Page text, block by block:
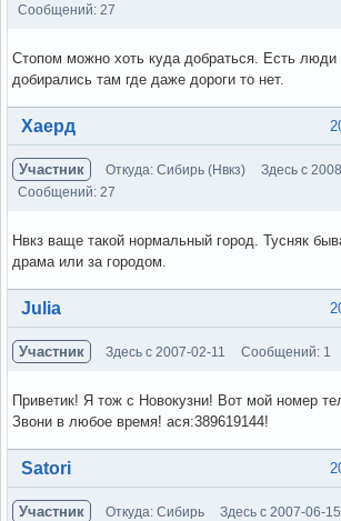
Сообщений: 27
Стопом можно хоть куда добраться. Есть люди
добирались там где даже дороги то нет.
Вне форума
Хаерд
Участник Откуда: Сибирь (Нвкз)
Здесь с
Сообщений: 27
Нвкз ваще такой нормальный город. Тусняк
драма или за городом.
Вне форума
Julia
Участник Здесь с 2007-02-11 Сообщений: 1
Приветик! Я тож с Новокузни! Вот мой номер
Звони в любое время! ася:389619144!
Вне форума
Satori
Участник Откуда: Сибирь Здесь с 2007-06-15